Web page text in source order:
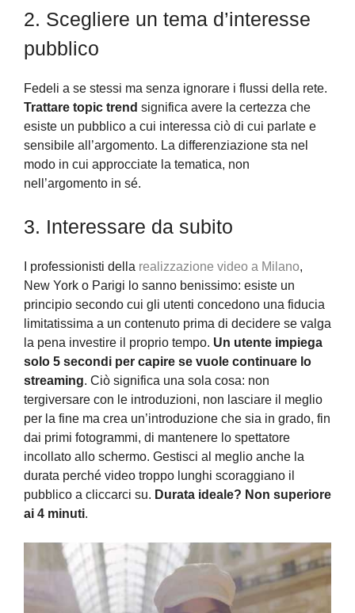
2. Scegliere un tema d’interesse
pubblico
Fedeli a se stessi ma senza ignorare i flussi della rete.
Trattare topic trend significa avere la certezza che
esiste un pubblico a cui interessa ciò di cui parlate e
sensibile all’argomento. La differenziazione sta nel
modo in cui approcciate la tematica, non
nell’argomento in sé.
3. Interessare da subito
I professionisti della realizzazione video a Milano,
New York o Parigi lo sanno benissimo: esiste un
principio secondo cui gli utenti concedono una fiducia
limitatissima a un contenuto prima di decidere se valga
la pena investire il proprio tempo. Un utente impiega
solo 5 secondi per capire se vuole continuare lo
streaming. Ciò significa una sola cosa: non
tergiversare con le introduzioni, non lasciare il meglio
per la fine ma crea un’introduzione che sia in grado, fin
dai primi fotogrammi, di mantenere lo spettatore
incollato allo schermo. Gestisci al meglio anche la
durata perché video troppo lunghi scoraggiano il
pubblico a cliccarci su. Durata ideale? Non superiore
ai 4 minuti.